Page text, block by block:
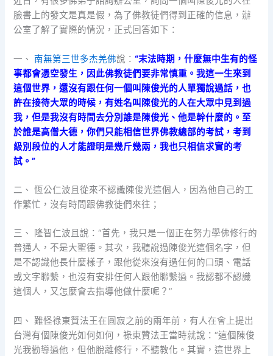
臉書上的發文是真是假，為了佛教徒們得到正確的信息，辦
公室了解了實際的情況，正式回答如下：
一、南無第三世多杰羌佛說：“末法時期，什麼無中生有的怪
事都會憑空發生，因此佛教徒們要非常慎重。我這一生來到
這個世界，還沒有跟任何一個叫陳俊光的人單獨說過話，也
許在接待大眾的時候，有姓名叫陳俊光的人在大眾中見到過
我，但是我沒有時間去分別誰是陳俊光、他是幹什麼的。至
於誰是高僧大德，你們只能相信世界佛教總部的考試，考到
級別段位的人才能證明是幾斤幾兩，我也只相信求實的考
試。”
二、 恆公仁波且從來不認識陳俊光這個人，因為他自己的工
作繁忙，沒有時間跟佛教徒們來往；
三、 隆智仁波且說：“首先，我只是一個正在努力學佛修行的
普通人，不是大聖德。其次，我聽說過陳俊光這個名字，但
是不認識他長什麼樣子，跟他從來沒有過任何的口頭、電話
或文字聯繫，也沒有安排任何人跟他聯繫過。我認都不認識
這個人，又怎麼會去指導他做什麼呢？”
四、 難怪祿東贊法王在圓寂之前的兩年前，有人在會上提出
台灣有個陳俊光如何如何，祿東贊法王當時就說：“這個陳俊
光我勸導過他，但他脫離修行，不聽教化。其實，這世界上